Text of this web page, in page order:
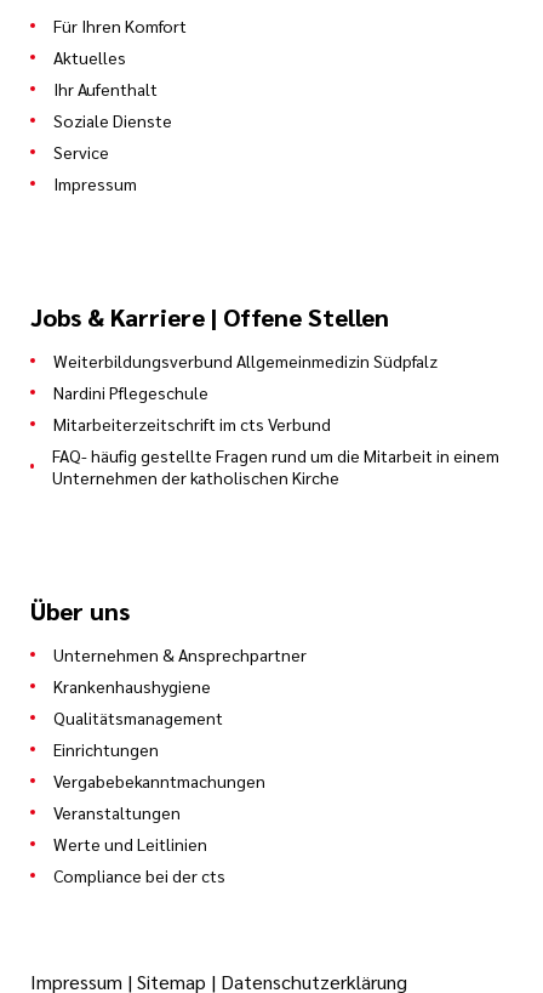
Für Ihren Komfort
Aktuelles
Ihr Aufenthalt
Soziale Dienste
Service
Impressum
Jobs & Karriere | Offene Stellen
Weiterbildungsverbund Allgemeinmedizin Südpfalz
Nardini Pflegeschule
Mitarbeiterzeitschrift im cts Verbund
FAQ- häufig gestellte Fragen rund um die Mitarbeit in einem
Unternehmen der katholischen Kirche
Über uns
Unternehmen & Ansprechpartner
Krankenhaushygiene
Qualitätsmanagement
Einrichtungen
Vergabebekanntmachungen
Veranstaltungen
Werte und Leitlinien
Compliance bei der cts
Impressum |Sitemap | Datenschutzerklärung